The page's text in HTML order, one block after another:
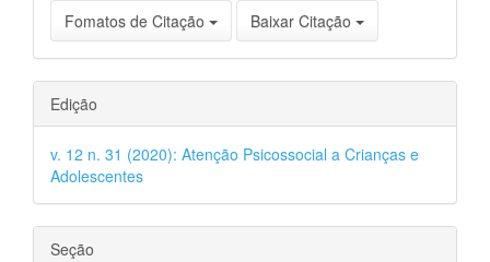
Fomatos de Citação Baixar Citação
Edição
v. 12 n. 31 (2020): Atenção Psicossocial a Crianças e
Adolescentes
Seção